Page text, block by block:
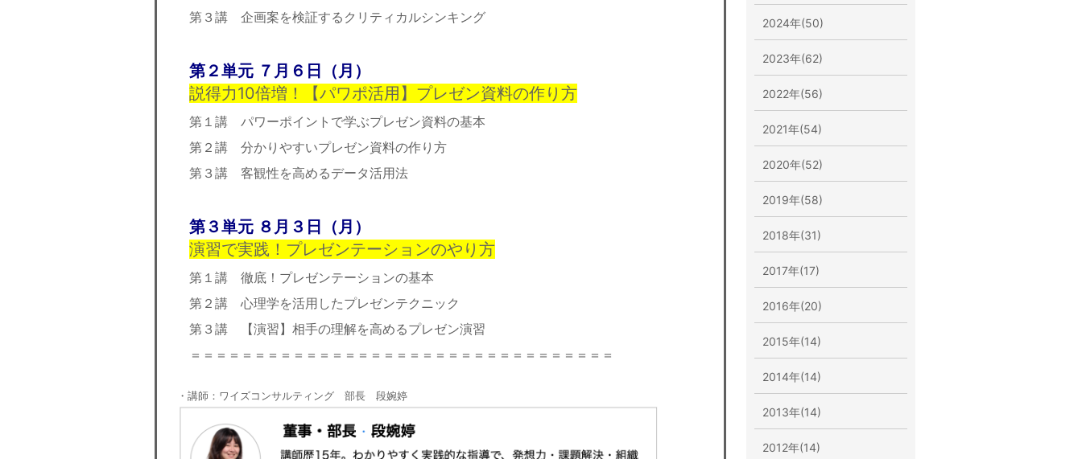
第３講 企画案を検証するクリティカルシンキング
第２単元 ７月６日（月）
説得力10倍増！【パワポ活用】プレゼン資料の作り方
第１講 パワーポイントで学ぶプレゼン資料の基本
第２講 分かりやすいプレゼン資料の作り方
第３講 客観性を高めるデータ活用法
第３単元 ８月３日（月）
演習で実践！プレゼンテーションのやり方
第１講 徹底！プレゼンテーションの基本
第２講 心理学を活用したプレゼンテクニック
第３講 【演習】相手の理解を高めるプレゼン演習
＝＝＝＝＝＝＝＝＝＝＝＝＝＝＝＝＝＝＝＝＝＝＝＝＝＝＝＝＝＝＝＝＝
・講師：ワイズコンサルティング 部長 段婉婷
2024年(50)
2023年(62)
2022年(56)
2021年(54)
2020年(52)
2019年(58)
2018年(31)
2017年(17)
2016年(20)
2015年(14)
2014年(14)
2013年(14)
2012年(14)